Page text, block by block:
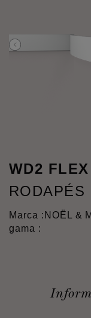
WD2
RODAPÉS
Marca : NOËL &
gama :